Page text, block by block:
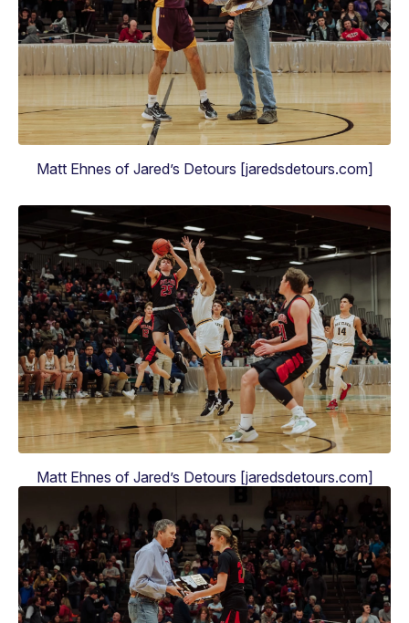
Matt Ehnes of Jared’s Detours [jaredsdetours.com]
Matt Ehnes of Jared’s Detours [jaredsdetours.com]